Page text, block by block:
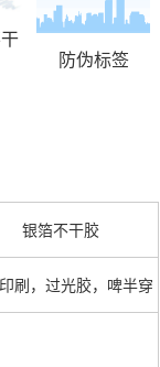
防伪标签
银箔不干胶
刷，过光胶，啤半穿